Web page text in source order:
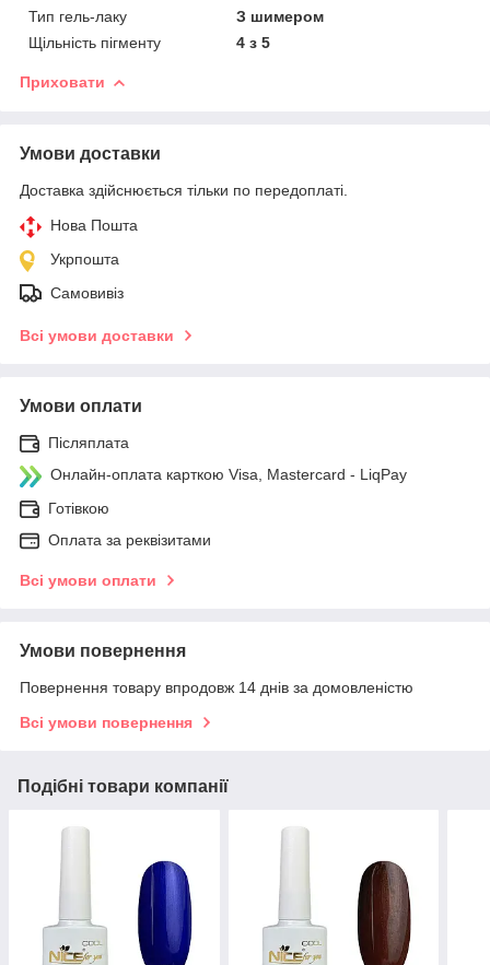
Тип гель-лаку
З шимером
Щільність пігменту
4 з 5
Приховати
Умови доставки
Доставка здійснюється тільки по передоплаті.
Нова Пошта
Укрпошта
Самовивіз
Всі умови доставки
Умови оплати
Післяплата
Онлайн-оплата карткою Visa, Mastercard - LiqPay
Готівкою
Оплата за реквізитами
Всі умови оплати
Умови повернення
Повернення товару впродовж 14 днів за домовленістю
Всі умови повернення
Подібні товари компанії